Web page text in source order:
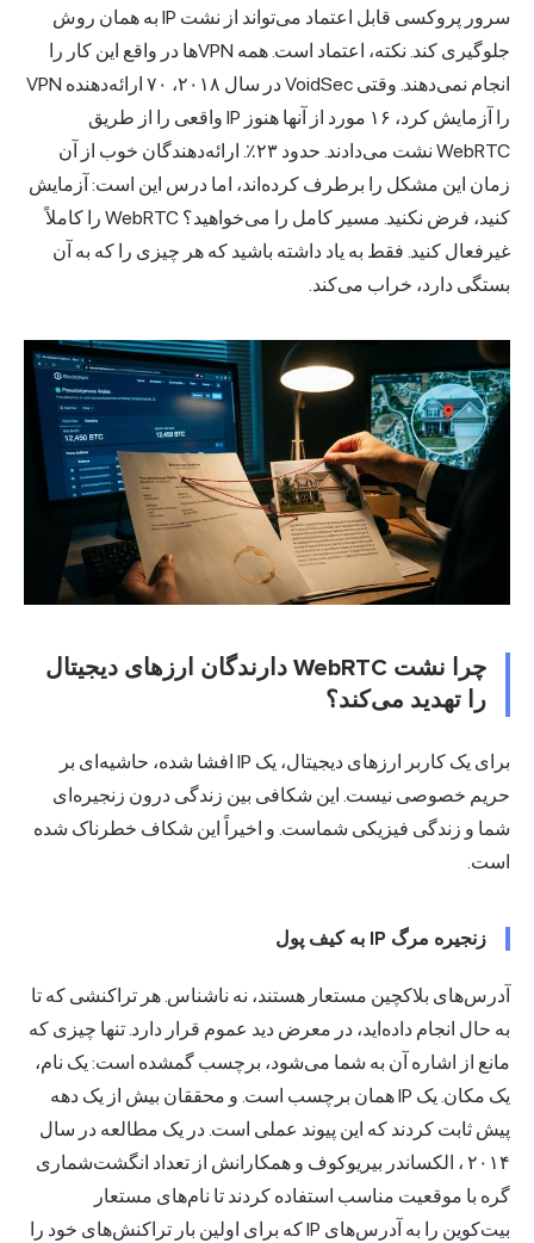
سرور پروکسی قابل اعتماد می‌تواند از نشت IP به همان روش
جلوگیری کند. نکته، اعتماد است. همه VPNها در واقع این کار را
انجام نمی‌دهند. وقتی VoidSec
در سال ۲۰۱۸، ۷۰ ارائه‌دهنده VPN
را
آزمایش کرد، ۱۶ مورد از آنها هنوز IP واقعی را از طریق
WebRTC نشت می‌دادند. حدود ۲۳٪. ارائه‌دهندگان خوب از آن
زمان این مشکل را برطرف کرده‌اند، اما درس این است: آزمایش
کنید، فرض نکنید. مسیر کامل را می‌خواهید؟ WebRTC را کاملاً
غیرفعال کنید. فقط به یاد داشته باشید که هر چیزی را که به آن
بستگی دارد، خراب می‌کند.
چرا نشت WebRTC دارندگان ارزهای دیجیتال
را تهدید می‌کند؟
برای یک کاربر ارزهای دیجیتال، یک IP افشا شده، حاشیه‌ای بر
حریم خصوصی نیست. این شکافی بین زندگی درون زنجیره‌ای
شما و زندگی فیزیکی شماست. و اخیراً این شکاف خطرناک شده
است.
زنجیره مرگ IP به کیف پول
آدرس‌های بلاکچین مستعار هستند، نه ناشناس. هر تراکنشی که تا
به حال انجام داده‌اید، در معرض دید عموم قرار دارد. تنها چیزی که
مانع از اشاره آن به شما می‌شود، برچسب گمشده است: یک نام،
یک مکان. یک IP همان برچسب است. و محققان بیش از یک دهه
پیش ثابت کردند که این پیوند عملی است. در یکمطالعه در سال
۲۰۱۴، الکساندر بیریوکوف و همکارانش از تعداد انگشت‌شماری
گره با موقعیت مناسب استفاده کردند تا نام‌های مستعار
بیت‌کوین را به آدرس‌های IP که برای اولین بار تراکنش‌های خود را